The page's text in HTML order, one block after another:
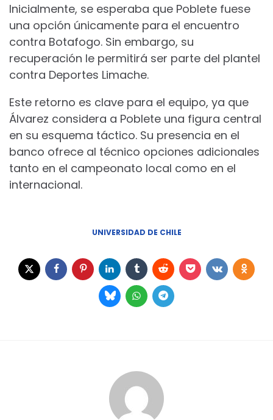
Inicialmente, se esperaba que Poblete fuese
una opción únicamente para el encuentro
contra Botafogo. Sin embargo, su
recuperación le permitirá ser parte del plantel
contra Deportes Limache.
Este retorno es clave para el equipo, ya que
Álvarez considera a Poblete una figura central
en su esquema táctico. Su presencia en el
banco ofrece al técnico opciones adicionales
tanto en el campeonato local como en el
internacional.
UNIVERSIDAD DE CHILE